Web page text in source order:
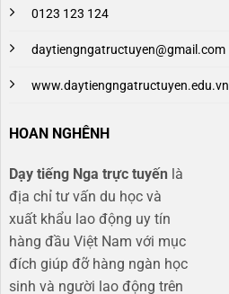
0123 123 124
daytiengngatructuyen@gmail.com
www.daytiengngatructuyen.edu.vn
HOAN NGHÊNH
Dạy tiếng Nga trực tuyến là
địa chỉ tư vấn du học và
xuất khẩu lao động uy tín
hàng đầu Việt Nam với mục
đích giúp đỡ hàng ngàn học
sinh và người lao động trên